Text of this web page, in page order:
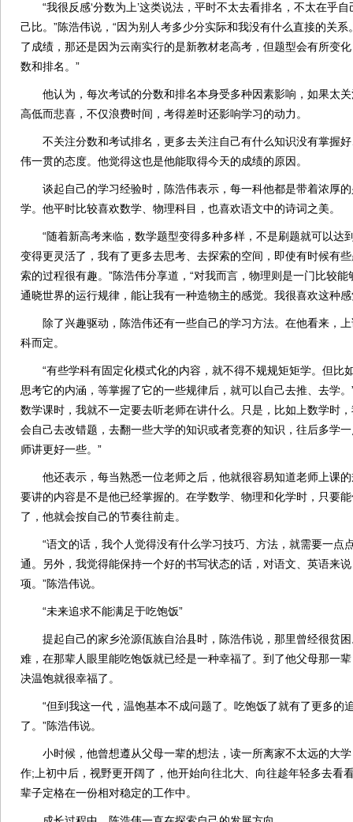
“我很反感‘分数为上’这类说法，平时不太去看排名，不太在乎自
己比。”陈浩伟说，“因为别人考多少分实际和我没有什么直接的关
了成绩，那还是因为云南实行的是新教材老高考，但题型会有所变
数和排名。”
他认为，每次考试的分数和排名本身受多种因素影响，如果太关
高低而悲喜，不仅浪费时间，考得差时还影响学习的动力。
不关注分数和考试排名，更多去关注自己有什么知识没有掌握好
伟一贯的态度。他觉得这也是他能取得今天的成绩的原因。
谈起自己的学习经验时，陈浩伟表示，每一科他都是带着浓厚的
学。他平时比较喜欢数学、物理科目，也喜欢语文中的诗词之美。
“随着新高考来临，数学题型变得多种多样，不是刷题就可以达
变得更灵活了，我有了更多去思考、去探索的空间，即使有时候有
索的过程很有趣。”陈浩伟分享道，“对我而言，物理则是一门比较
通晓世界的运行规律，能让我有一种造物主的感觉。我很喜欢这种感
除了兴趣驱动，陈浩伟还有一些自己的学习方法。在他看来，上
科而定。
“有些学科有固定化模式化的内容，就不得不规规矩矩学。但比
思考它的内涵，等掌握了它的一些规律后，就可以自己去推、去学
数学课时，我就不一定要去听老师在讲什么。只是，比如上数学时
会自己去改错题，去翻一些大学的知识或者竞赛的知识，往后多学
师讲更好一些。”
他还表示，每当熟悉一位老师之后，他就很容易知道老师上课的
要讲的内容是不是他已经掌握的。在学数学、物理和化学时，只要
了，他就会按自己的节奏往前走。
“语文的话，我个人觉得没有什么学习技巧、方法，就需要一点
通。另外，我觉得能保持一个好的书写状态的话，对语文、英语来
项。”陈浩伟说。
“未来追求不能满足于吃饱饭”
提起自己的家乡沧源佤族自治县时，陈浩伟说，那里曾经很贫困
难，在那辈人眼里能吃饱饭就已经是一种幸福了。到了他父母那一
决温饱就很幸福了。
“但到我这一代，温饱基本不成问题了。吃饱饭了就有了更多的
了。”陈浩伟说。
小时候，他曾想遵从父母一辈的想法，读一所离家不太远的大学
作;上初中后，视野更开阔了，他开始向往北大、向往趁年轻多去看
辈子定格在一份相对稳定的工作中。